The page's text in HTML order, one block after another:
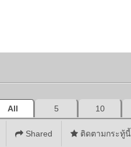
All 5 10
Shared ติดตามกระทู้นี้